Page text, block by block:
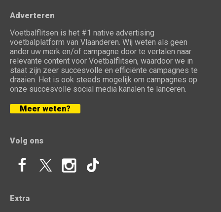
Adverteren
Voetbalflitsen is het #1 native advertising
voetbalplatform van Vlaanderen. Wij weten als geen
ander uw merk en/of campagne door te vertalen naar
relevante content voor Voetbalflitsen, waardoor we in
staat zijn zeer succesvolle en efficiënte campagnes te
draaien. Het is ook steeds mogelijk om campagnes op
onze succesvolle social media kanalen te lanceren.
Meer weten?
Volg ons
Extra